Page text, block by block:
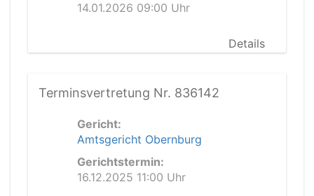
14.01.2026 09:00 Uhr
Details
Terminsvertretung Nr. 836142
Gericht:
Amtsgericht Obernburg
Gerichtstermin:
16.12.2025 11:00 Uhr